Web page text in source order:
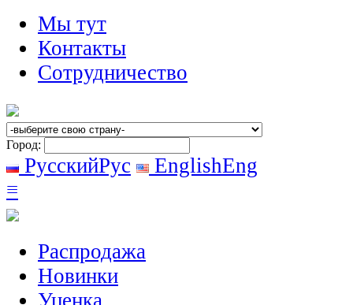
Мы тут
Контакты
Сотрудничество
Город:
РусскийРус EnglishEng
≡
Распродажа
Новинки
Уценка